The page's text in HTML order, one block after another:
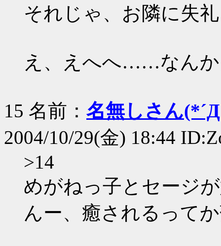
それじゃ、お隣に失
え、えへへ……なんか
15 名前： 名無しさん
2004/10/29(金) 18:44
>14
めがねっ子とセージ
んー、癒されるって